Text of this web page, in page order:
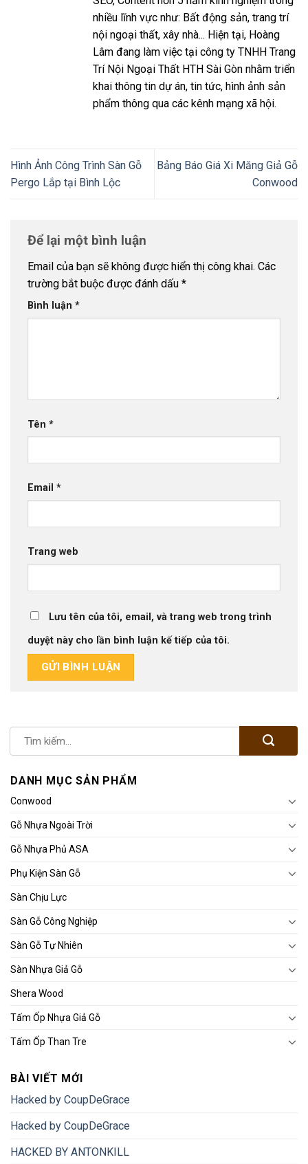
nhiều lĩnh vực như: Bất động sản, trang trí
nội ngoại thất, xây nhà... Hiện tại, Hoàng
Lâm đang làm việc tại công ty TNHH Trang
Trí Nội Ngoại Thất HTH Sài Gòn nhằm triển
khai thông tin dự án, tin tức, hình ảnh sản
phẩm thông qua các kênh mạng xã hội.
Hình Ảnh Công Trình Sàn Gỗ
Pergo Lắp tại Bình Lộc
Bảng Báo Giá Xi Măng Giả Gỗ
Conwood
Để lại một bình luận
Email của bạn sẽ không được hiển thị công khai. Các
trường bắt buộc được đánh dấu *
Bình luận *
Tên *
Email *
Trang web
Lưu tên của tôi, email, và trang web trong trình
duyệt này cho lần bình luận kế tiếp của tôi.
DANH MỤC SẢN PHẨM
Conwood
Gỗ Nhựa Ngoài Trời
Gỗ Nhựa Phủ ASA
Phụ Kiện Sàn Gỗ
Sàn Chịu Lực
Sàn Gỗ Công Nghiệp
Sàn Gỗ Tự Nhiên
Sàn Nhựa Giả Gỗ
Shera Wood
Tấm Ốp Nhựa Giả Gỗ
Tấm Ốp Than Tre
BÀI VIẾT MỚI
Hacked by CoupDeGrace
Hacked by CoupDeGrace
HACKED BY ANTONKILL